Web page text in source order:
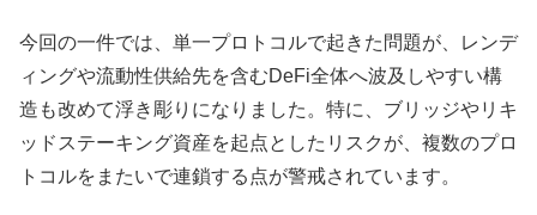
今回の一件では、単一プロトコルで起きた問題が、レンデ
ィングや流動性供給先を含むDeFi全体へ波及しやすい構
造も改めて浮き彫りになりました。特に、ブリッジやリキ
ッドステーキング資産を起点としたリスクが、複数のプロ
トコルをまたいで連鎖する点が警戒されています。